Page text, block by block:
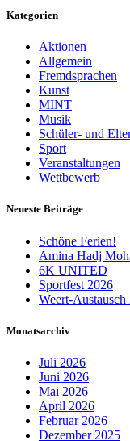
Kategorien
Aktionen
Allgemein
Fremdsprachen
Kunst
MINT
Musik
Schüler- und
Sport
Veranstaltungen
Wettbewerb
Neueste Beiträge
Schöne Ferien!
Amina Hadj
6K UNITED
Sportfest 2026
Weert-Austausch
Monatsarchiv
Juli 2026
Juni 2026
Mai 2026
April 2026
Februar 2026
Dezember 2025